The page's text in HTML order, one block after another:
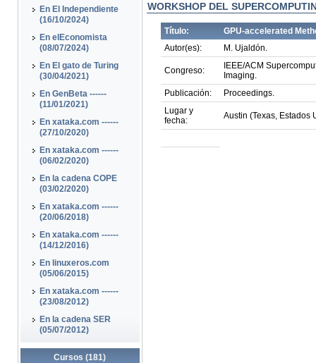
En El Independiente
(16/10/2024)
En elEconomista
(08/07/2024)
En El gato de Turing
(30/04/2021)
En GenBeta ------
(11/01/2021)
En xataka.com ------
(27/10/2020)
En xataka.com ------
(06/02/2020)
En la cadena COPE
(03/02/2020)
En xataka.com ------
(20/06/2018)
En xataka.com ------
(14/12/2016)
En linuxeros.com
(05/06/2015)
En xataka.com ------
(23/08/2012)
En la cadena SER
(05/07/2012)
Cursos (181)
WORKSHOP DEL
Título:
GPU-accelerated
Autor(es):
M. Ujaldón.
Congreso:
IEEE/ACM
Imaging.
Publicación:
Proceedings.
Lugar y
fecha:
Austin (Texas, Estados